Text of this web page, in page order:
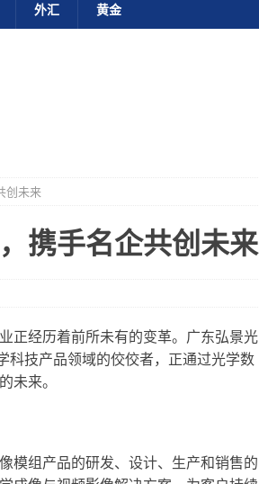
外汇 黄金
创未来
携手名企共创未来
正经历着前所未有的变革。广东弘景光
科技产品领域的佼佼者，正通过光学数
未来。
模组产品的研发、设计、生产和销售的